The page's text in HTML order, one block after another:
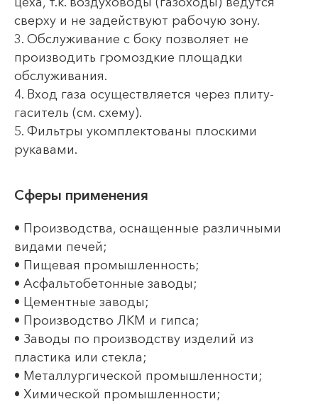
сверху и не задействуют рабочую зону.
3. Обслуживание с боку позволяет не
производить громоздкие площадки
обслуживания.
4. Вход газа осуществляется через плиту-
гаситель (см. схему).
5. Фильтры укомплектованы плоскими
рукавами.
Сферы применения
• Производства, оснащенные различными
видами печей;
• Пищевая промышленность;
• Асфальтобетонные заводы;
• Цементные заводы;
• Производство ЛКМ и гипса;
• Заводы по производству изделий из
пластика или стекла;
• Металлургической промышленности;
• Химической промышленности;